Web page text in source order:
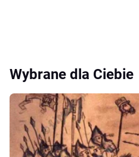
Wybrane dla Ciebie